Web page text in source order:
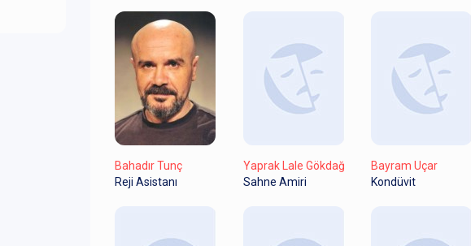
Bahadır Tunç
Reji Asistanı
Yaprak Lale Gökdağ
Sahne Amiri
Bayram Uçar
Kondüvit